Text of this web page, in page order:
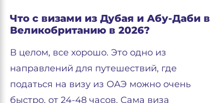
Что с визами из Дубая и Абу-Даби в
Великобританию в 2026?
В целом, все хорошо. Это одно из
направлений для путешествий, где
податься на визу из ОАЭ можно очень
быстро, от 24-48 часов. Сама виза